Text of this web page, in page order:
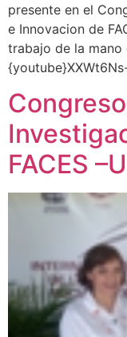
presente en el
e Innovacion de
trabajo de la mano
FACES